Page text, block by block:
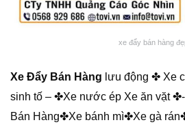
xe đẩy bán hàng
Xe Đẩy Bán Hàng lưu động ✤ Xe
sinh tố – ✤Xe nước ép Xe ăn vặt
Bán Hàng✤Xe bánh mì✤Xe gà